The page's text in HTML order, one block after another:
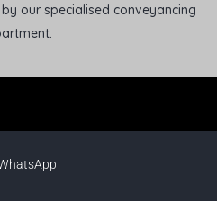
our specialised conveyancing